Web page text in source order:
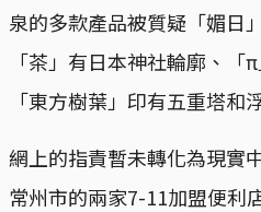
泉的多款產品被質疑「媚日
「茶」有日本神社輪廓、
「東方樹葉」印有五重塔和
網上的指責暫未轉化為現實
常州市的兩家7-11加盟便利